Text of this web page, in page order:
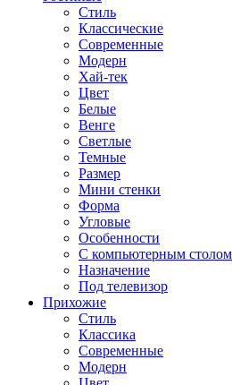
Стиль
Классические
Современные
Модерн
Хай-тек
Цвет
Белые
Венге
Светлые
Темные
Размер
Мини стенки
Форма
Угловые
Особенности
С компьютерным столом
Назначение
Под телевизор
Прихожие
Стиль
Классика
Современные
Модерн